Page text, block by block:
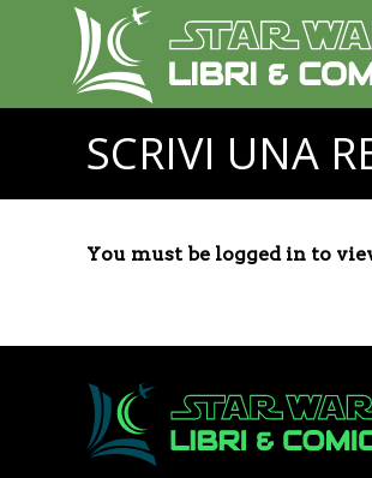
SCRIVI UNA
You must be logged in to